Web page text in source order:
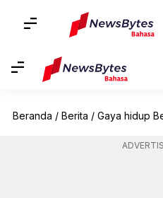
Beranda / Berita / Gaya hidup